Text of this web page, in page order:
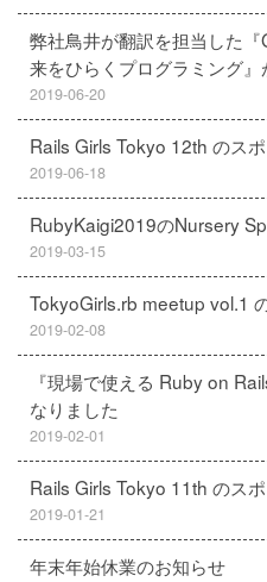
弊社鳥井が翻訳を担当した
来をひらくプログラミング
2019-06-20
Rails Girls Tokyo 12th のス
2019-06-18
RubyKaigi2019のNursery
2019-03-15
TokyoGirls.rb meetup vol.1
2019-02-08
『現場で使える Ruby on
なりました
2019-02-01
Rails Girls Tokyo 11th のス
2019-01-21
年末年始休業のお知らせ